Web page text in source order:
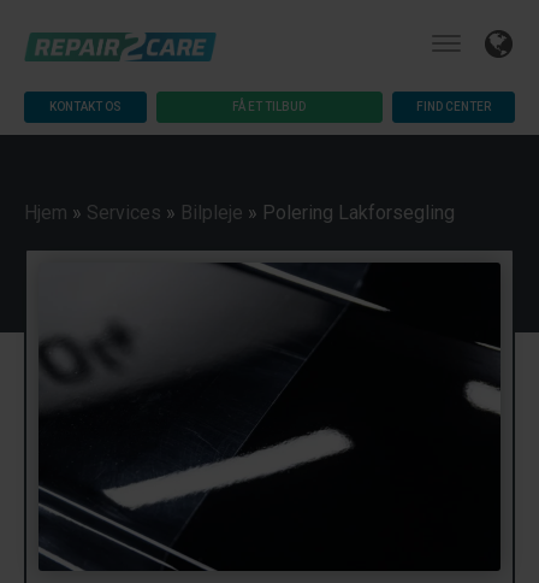
KONTAKT OS FÅ ET TILBUD FIND CENTER
Hjem » Services » Bilpleje » Polering Lakforsegling